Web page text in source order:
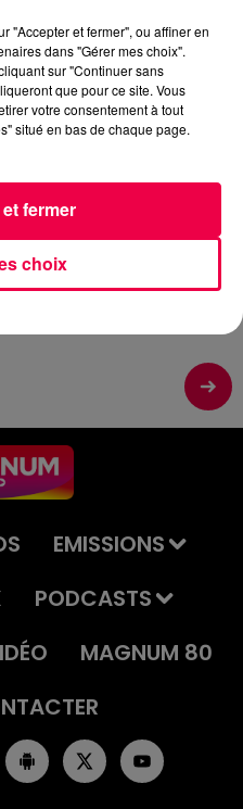
DU SYNDICAT
Syndicat (18/05)
EMISSIONS
PODCASTS
MAGNUM 80
"Accepter et fermer", ou affiner en
dans "Gérer mes choix".
sur "Continuer sans
que pour ce site. Vous
votre consentement à tout
situé en bas de chaque page.
choix
fermer